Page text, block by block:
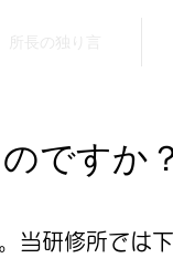
ですか
当研修所では